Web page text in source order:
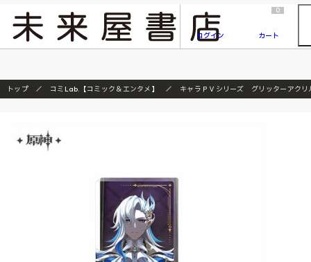
『ONE PIECE magazine 021 ONE PIECEカード付き同梱版』発売延期のご案内
ログイン
0
カート
トップ コミLab.【コミック＆エンタメ】 キャラＰＶシリーズ グリッターアク